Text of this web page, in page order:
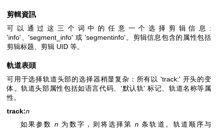
剪輯資訊
可以通过这三个词中的任意一个选择剪辑信息:
'info'、'segment_info' 或 'segmentinfo'。剪辑信息包含的属性包括
剪辑标题、剪辑 UID 等。
軌道表頭
可用于选择轨道头部的选择器稍显复杂：所有以 'track:' 开头的变
体。轨道头部属性包括如语言代码、'默认轨' 标记、轨道名称等属
性。
track:n
如果参数n 为数字，则将选择第n 条轨道。轨道顺序与